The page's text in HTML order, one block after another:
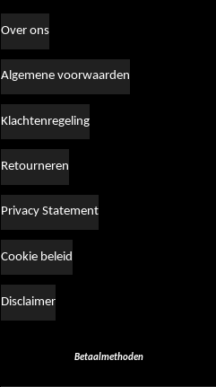
Over ons
Algemene voorwaarden
Klachtenregeling
Retourneren
Privacy Statement
Cookie beleid
Disclaimer
Betaalmethoden